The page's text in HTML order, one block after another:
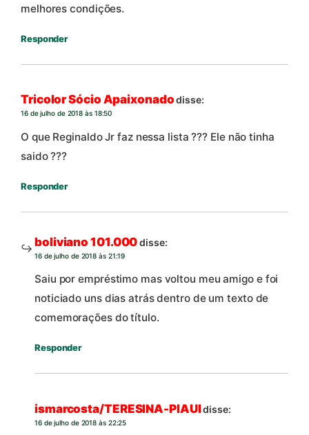
melhores condições.
Responder
Tricolor Sócio Apaixonado disse:
16 de julho de 2018 às 18:50
O que Reginaldo Jr faz nessa lista ??? Ele não tinha
saido ???
Responder
boliviano 101.000disse:
16 de julho de 2018 às 21:19
Saiu por empréstimo mas voltou meu amigo e foi
noticiado uns dias atrás dentro de um texto de
comemorações do título.
Responder
ismarcosta/TERESINA-PIAUIdisse:
16 de julho de 2018 às 22:25